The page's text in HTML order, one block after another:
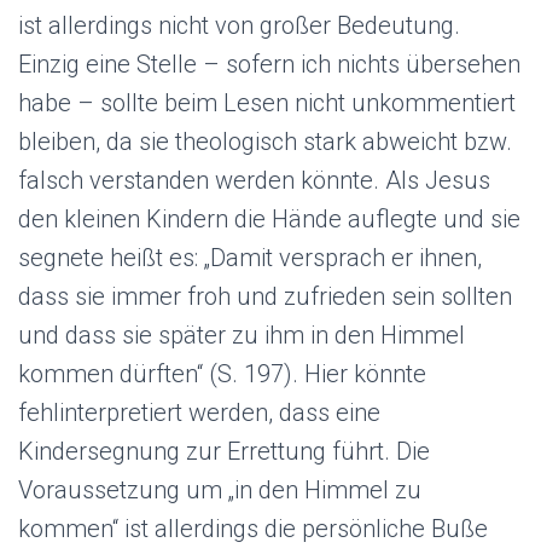
ist allerdings nicht von großer Bedeutung.
Einzig eine Stelle – sofern ich nichts übersehen
habe – sollte beim Lesen nicht unkommentiert
bleiben, da sie theologisch stark abweicht bzw.
falsch verstanden werden könnte. Als Jesus
den kleinen Kindern die Hände auflegte und sie
segnete heißt es: „Damit versprach er ihnen,
dass sie immer froh und zufrieden sein sollten
und dass sie später zu ihm in den Himmel
kommen dürften“ (S. 197). Hier könnte
fehlinterpretiert werden, dass eine
Kindersegnung zur Errettung führt. Die
Voraussetzung um „in den Himmel zu
kommen“ ist allerdings die persönliche Buße